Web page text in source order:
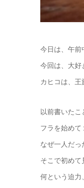
今日は、午前
今回は、大好
カヒコは、王
以前書いたこ
フラを始めて
なぜ一人だっ
そこで初めて
何という迫力